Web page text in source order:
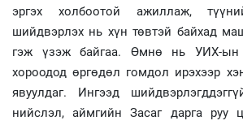
эргэх холбоотой ажиллаж,
шийдвэрлэх нь хүн төвтэй байхад
гэж үзэж байгаа. Өмнө нь УИХ-ын
хороодод өргөдөл гомдол ирэхээр
явуулдаг. Ингээд
нийслэл, аймгийн Засаг дарга руу